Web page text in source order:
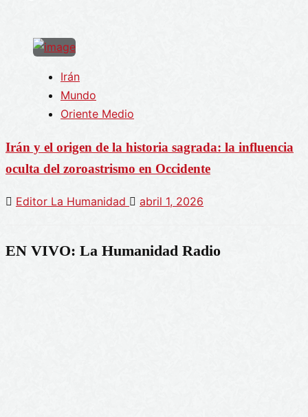
Irán
Mundo
Oriente Medio
Irán y el origen de la historia sagrada: la influencia
oculta del zoroastrismo en Occidente
Editor La Humanidad abril 1, 2026
EN VIVO: La Humanidad Radio